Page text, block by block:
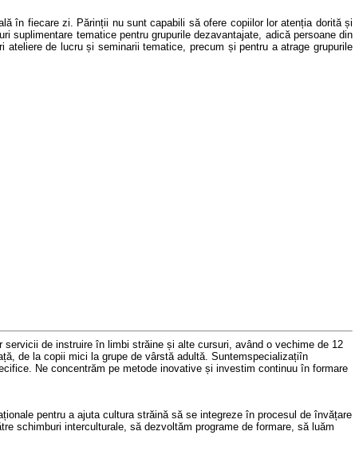
în fiecare zi. Părinții nu sunt capabili să ofere copiilor lor atențiadorităși
suplimentare tematice pentru grupurile dezavantajate, adică persoane din
de lucru și seminarii tematice, precum și pentru a atrage grupuri le
servicii de instruire în limbi străine și alte cursuri, având o vechime de 12
de la copii mici la grupe de vârstă adultă. Suntemspecializațiîn
. Ne concentrăm pe metode inovative și investim continuu în formare
pentru a ajuta culturastrăină săse integreze în procesul de învățare
schimburi interculturale, sădezvoltăm programe de formare, să luăm